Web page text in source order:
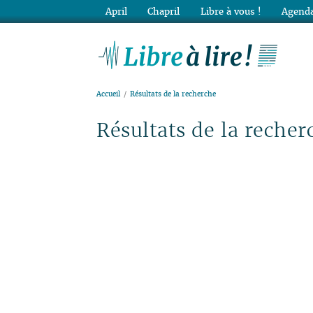
Accueil Résultats de la recherche
Résultats de la
April Chapril Libre à vous !